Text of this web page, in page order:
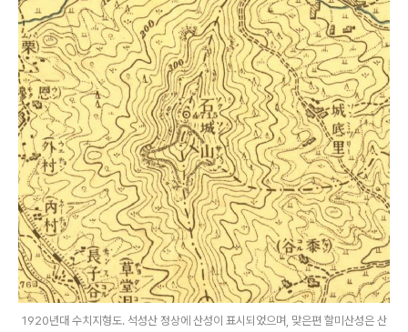
1920년대 수치지형도. 석성산 정상에 산성이 표시되었으며, 맞은편 할미산성은 산